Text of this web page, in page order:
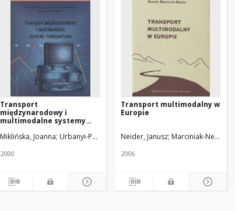
Transport
międzynarodowy i
multimodalne systemy
Miklińska, Joanna Urbanyi-Popiołek, Ilona Kubicki, Jerzy
2000
Transport multimodalny w
Europie
Neider, Janusz Marciniak-Neider,
2006